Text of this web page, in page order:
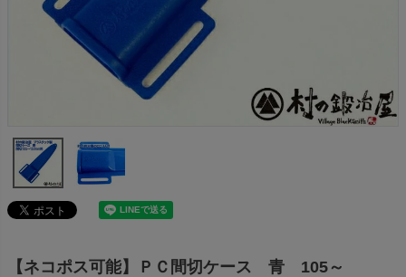
【ネコポス可能】ＰＣ間切ケース 青 105～